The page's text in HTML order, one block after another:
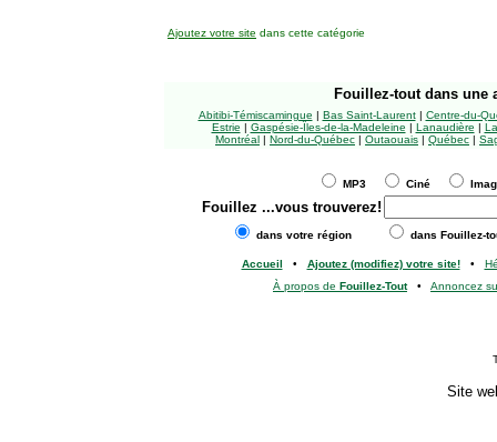
Ajoutez votre site dans cette catégorie
Fouillez-tout dans une
Abitibi-Témiscamingue | Bas Saint-Laurent| Centre-du-
Estrie | Gaspésie-Îles-de-la-Madeleine | Lanaudière |
Montréal | Nord-du-Québec | Outaouais | Québec |
MP3 Ciné
Fouillez ...vous trouverez!
dans votre région dans Fouillez-
Accueil • Ajoutez (modifiez) votre site!•
À propos de Fouillez-Tout• Annoncez
Site